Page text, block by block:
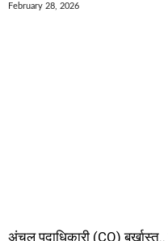
February 28, 2026
अंचल पदाधिकारी (CO) बर्खास्त..